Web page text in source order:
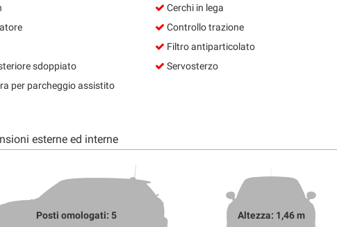
sdoppiato
per parcheggio assistito
Cerchi in lega
Controllo trazione
Filtro antiparticolato
Servosterzo
esterne ed interne
Posti omologati: 5 Altezza: 1,46 m